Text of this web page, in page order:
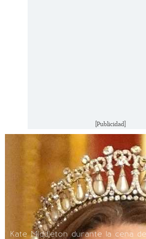
[Publicidad]
Kate Middleton durante la cena